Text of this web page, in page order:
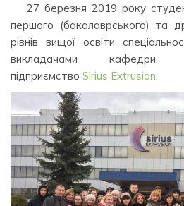
27 березня 2019 року
першого (бакалаврського) та
рівнів вищої освіти
викладачами кафедри
підприємство Sirius Extrusion